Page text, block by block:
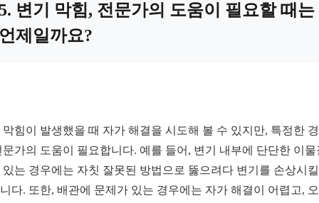
변기 막힘, 전문가의 도움이 필요할 때는
제일까요?
막힘이 발생했을 때 자가 해결을 시도해 볼 수 있지만, 특정한
문가의 도움이 필요합니다. 예를 들어, 변기 내부에 단단한 이물
있는 경우에는 자칫 잘못된 방법으로 뚫으려다 변기를 손상시
다. 또한, 배관에 문제가 있는 경우에는 자가 해결이 어렵고,